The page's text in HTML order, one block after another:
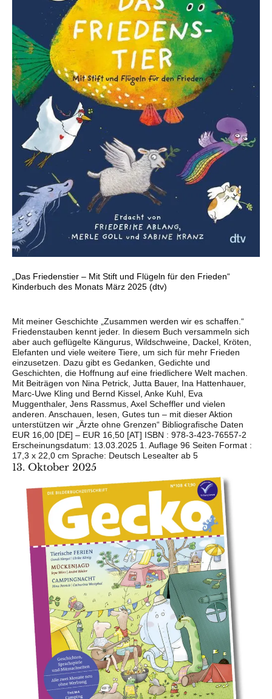
„Das Friedenstier – Mit Stift und Flügeln für den Frieden“
Kinderbuch des Monats März 2025 (dtv)
Mit meiner Geschichte „Zusammen werden wir es schaffen.“
Friedenstauben kennt jeder. In diesem Buch versammeln sich
aber auch geflügelte Kängurus, Wildschweine, Dackel, Kröten,
Elefanten und viele weitere Tiere, um sich für mehr Frieden
einzusetzen. Dazu gibt es Gedanken, Gedichte und
Geschichten, die Hoffnung auf eine friedlichere Welt machen.
Mit Beiträgen von Nina Petrick, Jutta Bauer, Ina Hattenhauer,
Marc-Uwe Kling und Bernd Kissel, Anke Kuhl, Eva
Muggenthaler, Jens Rassmus, Axel Scheffler und vielen
anderen. Anschauen, lesen, Gutes tun – mit dieser Aktion
unterstützen wir „Ärzte ohne Grenzen“ Bibliografische Daten
EUR 16,00 [DE] – EUR 16,50 [AT] ISBN : 978-3-423-76557-2
Erscheinungsdatum: 13.03.2025 1. Auflage 96 Seiten Format :
17,3 x 22,0 cm Sprache: Deutsch Lesealter ab 5
13. Oktober 2025